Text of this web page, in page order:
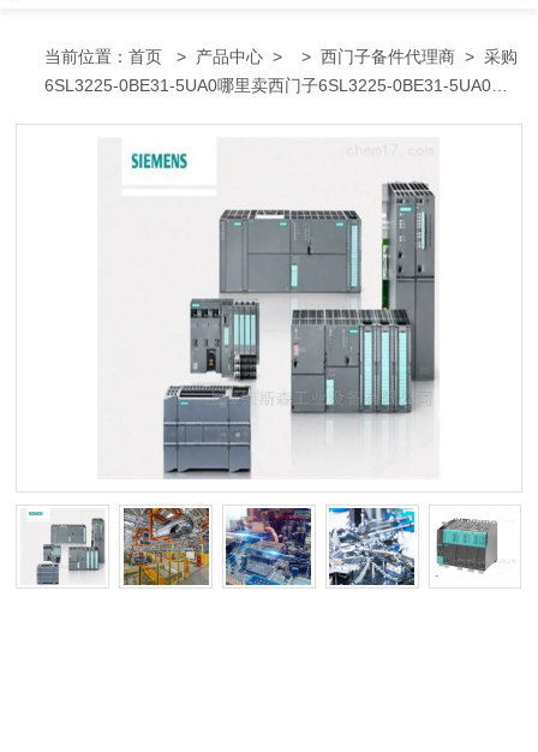
当前位置：首页 > 产品中心 > >西门子备件代理商 > 采购
6SL3225-0BE31-5UA0哪里卖西门子6SL3225-0BE31-5UA0代